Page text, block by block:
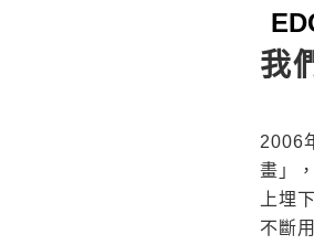
我
2006
畫」
上埋
不斷